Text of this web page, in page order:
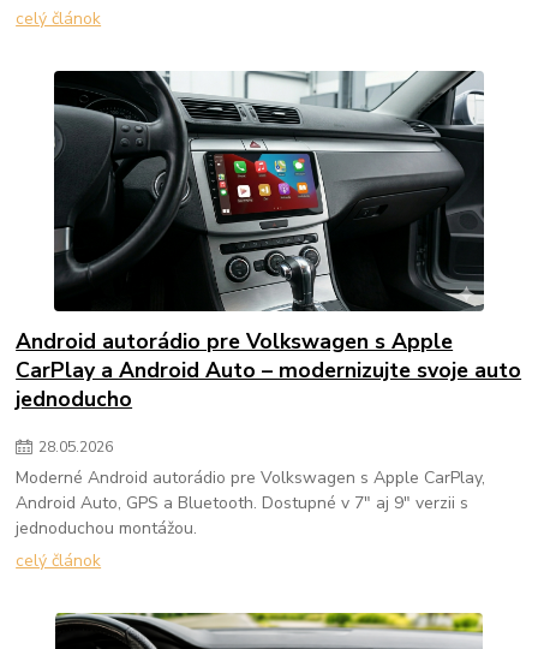
celý článok
Android autorádio pre Volkswagen s Apple
CarPlay a Android Auto – modernizujte svoje auto
jednoducho
28.05.2026
Moderné Android autorádio pre Volkswagen s Apple CarPlay,
Android Auto, GPS a Bluetooth. Dostupné v 7" aj 9" verzii s
jednoduchou montážou.
celý článok